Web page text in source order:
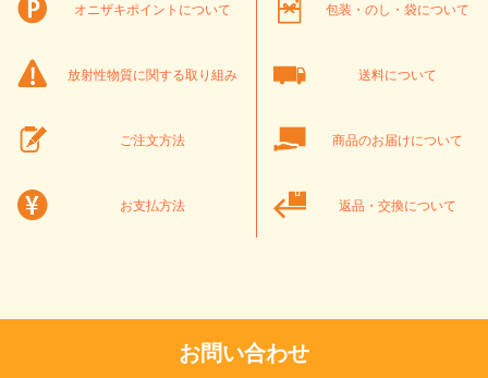
オニザキポイントについて 包装・のし・袋について
放射性物質に関する取り組み 送料について
ご注文方法 商品のお届けについて
お支払方法 返品・交換について
お問い合わせ